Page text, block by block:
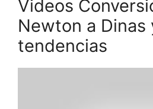
Videos
Newton a Dinas
tendencias